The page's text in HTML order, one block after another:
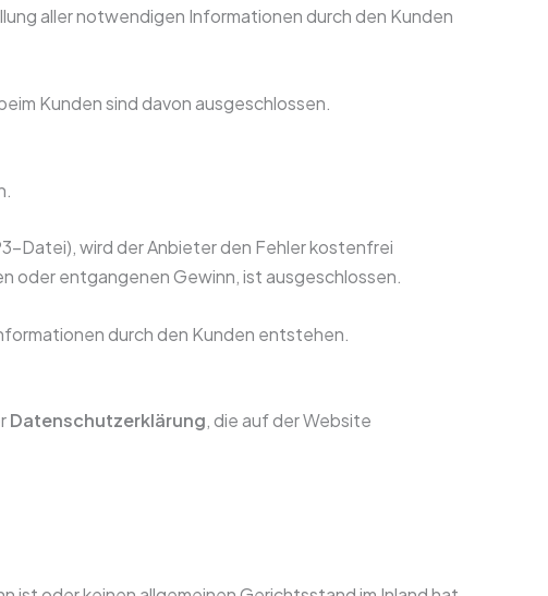
aller notwendigen Informationen durch den Kunden
Kunden sind davon ausgeschlossen.
Datei), wird der Anbieter den Fehler kostenfrei
oder entgangenen Gewinn, ist ausgeschlossen.
durch den Kunden entstehen.
Datenschutzerklärung, die auf der Website